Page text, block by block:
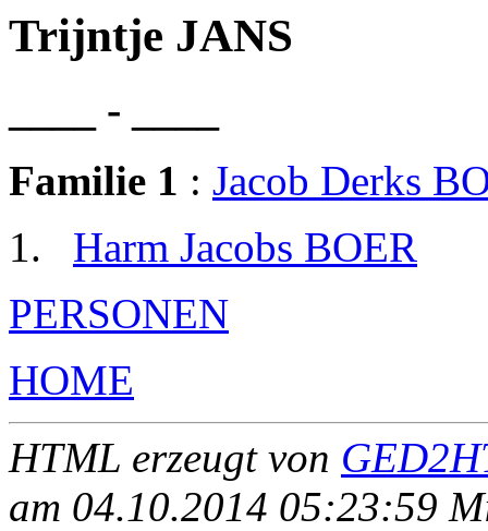
Trijntje JANS
____ - ____
Familie 1 : Jacob Derks
Harm Jacobs BOER
PERSONEN
HOME
HTML erzeugt von
am 04.10.2014 05:23:59